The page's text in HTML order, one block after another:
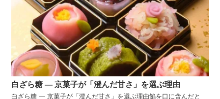
白ざら糖 ― 京菓子が「澄んだ甘さ」を選ぶ理由
白ざら糖 ― 京菓子が「澄んだ甘さ」を選ぶ理由餡を口に含んだと